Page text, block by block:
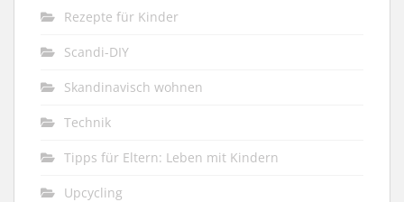
Rezepte für Kinder
Scandi-DIY
Skandinavisch wohnen
Technik
Tipps für Eltern: Leben mit Kindern
Upcycling